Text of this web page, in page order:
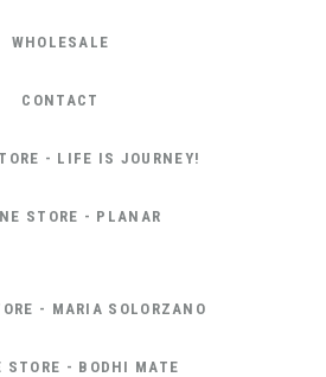
WHOLESALE
CONTACT
- LIFE IS JOURNEY!
STORE - PLANAR
- MARIA SOLORZANO
STORE - BODHI MATE